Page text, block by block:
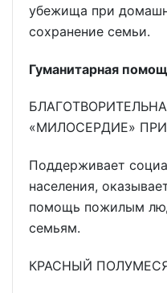
убежища при
сохранение семьи.
Гуманитарная
«МИЛОСЕРДИЕ»
Поддерживает
населения,
помощь пожилым
семьям.
КРАСНЫЙ